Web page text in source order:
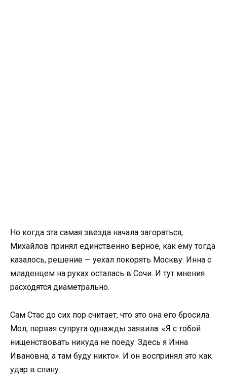
Но когда эта самая звезда начала загораться,
Михайлов принял единственно верное, как ему тогда
казалось, решение — уехал покорять Москву. Инна с
младенцем на руках осталась в Сочи. И тут мнения
расходятся диаметрально.
Сам Стас до сих пор считает, что это она его бросила.
Мол, первая супруга однажды заявила: «Я с тобой
нищенствовать никуда не поеду. Здесь я Инна
Ивановна, а там буду никто». И он воспринял это как
удар в спину.